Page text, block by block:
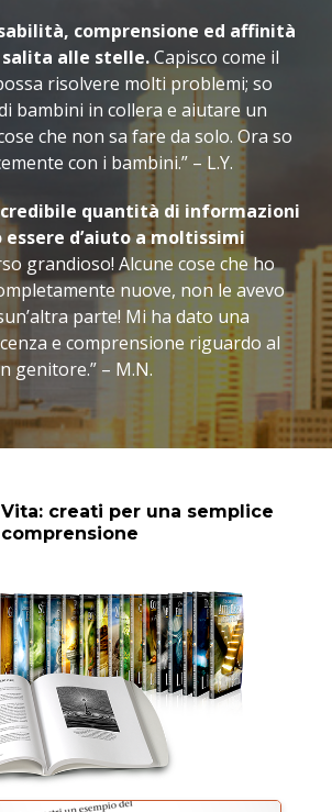
comprensione ed affinità
alle stelle.Capisco come il
risolvere molti problemi; so
bambini in collera e aiutare un
che non sa fare da solo. Ora so
con i bambini.” – L.Y.
quantità di informazioni
d’aiuto a moltissimi
grandioso! Alcune cose che ho
nuove, non le avevo
parte! Mi ha dato una
e comprensione riguardo al
genitore.” – M.N.
creati per una semplice